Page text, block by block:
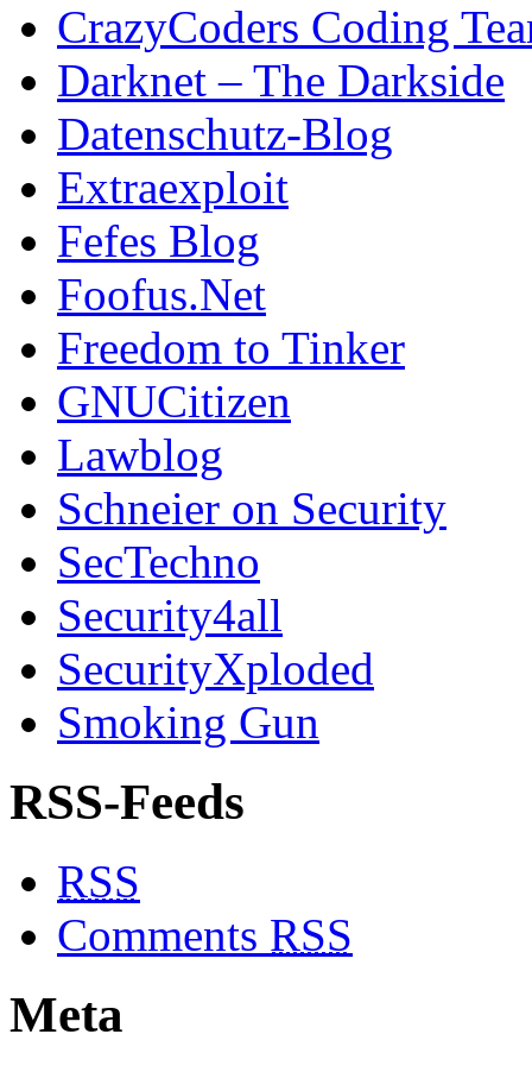
CrazyCoders Coding
Darknet – The Darkside
Datenschutz-Blog
Extraexploit
Fefes Blog
Foofus.Net
Freedom to Tinker
GNUCitizen
Lawblog
Schneier on Security
SecTechno
Security4all
SecurityXploded
Smoking Gun
RSS-Feeds
RSS
Comments RSS
Meta